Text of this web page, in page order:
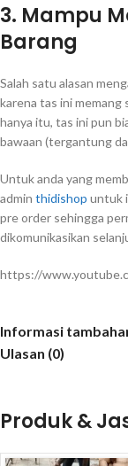
3. Mampu
Barang
Salah satu alasan
karena tas ini memang
hanya itu, tas ini pun
bawaan (tergantung
Untuk anda yang
admin thidishop untuk
pre order sehingga
dikomunikasikan
https://
Informasi
Ulasan (0)
Produk &